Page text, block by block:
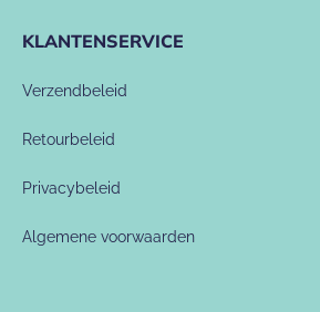
KLANTENSERVICE
Verzendbeleid
Retourbeleid
Privacybeleid
Algemene voorwaarden